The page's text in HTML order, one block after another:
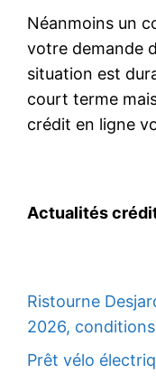
Néanmoins un
votre demande
situation est
court terme
crédit en ligne
Actualités
Ristourne
2026, conditions
Prêt vélo